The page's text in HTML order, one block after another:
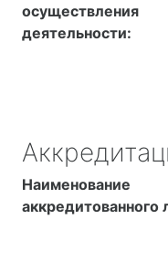
осуществления
деятельности:
Наименование
аккредитованного